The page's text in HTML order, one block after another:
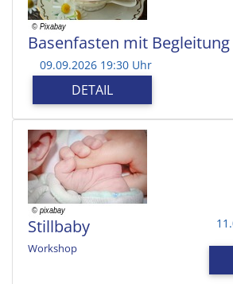
Basenfasten mit
09.09.2026 19:30 Uhr
DETAIL
Stillbaby
Workshop